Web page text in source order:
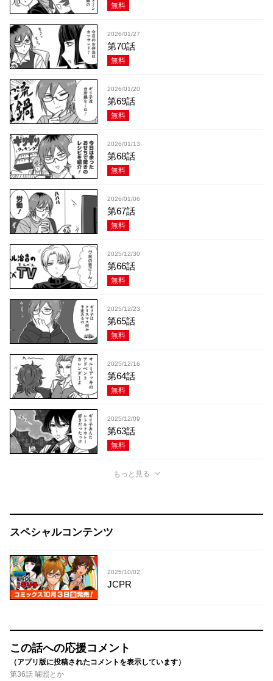
無料
2026/01/27
第70話
無料
2026/01/20
第69話
無料
2026/01/13
第68話
無料
2026/01/06
第67話
無料
2025/12/30
第66話
無料
2025/12/23
第65話
無料
2025/12/16
第64話
無料
2025/12/09
第63話
無料
もっと見る
スペシャルコンテンツ
2025/10/02
JCPR
この話への応援コメント
（アプリ版に投稿されたコメントを表示しています）
第36話 噛照とか